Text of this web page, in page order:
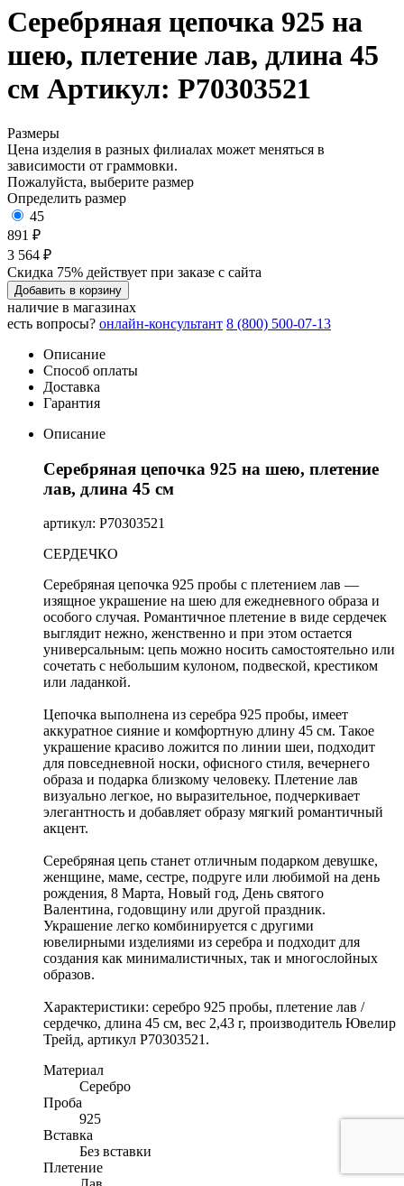
Серебряная цепочка 925 на
шею, плетение лав, длина 45
см Артикул: Р70303521
Размеры
Цена изделия в разных филиалах может меняться в
зависимости от граммовки.
Пожалуйста, выберите размер
Определить размер
45
891 ₽
3 564 ₽
Скидка 75% действует при заказе с сайта
Добавить в корзину
наличие в магазинах
есть вопросы? онлайн-консультант 8 (800) 500-07-13
Описание
Способ оплаты
Доставка
Гарантия
Описание
Серебряная цепочка 925 на шею, плетение
лав, длина 45 см
артикул: Р70303521
СЕРДЕЧКО
Серебряная цепочка 925 пробы с плетением лав —
изящное украшение на шею для ежедневного образа и
особого случая. Романтичное плетение в виде сердечек
выглядит нежно, женственно и при этом остается
универсальным: цепь можно носить самостоятельно или
сочетать с небольшим кулоном, подвеской, крестиком
или ладанкой.
Цепочка выполнена из серебра 925 пробы, имеет
аккуратное сияние и комфортную длину 45 см. Такое
украшение красиво ложится по линии шеи, подходит
для повседневной носки, офисного стиля, вечернего
образа и подарка близкому человеку. Плетение лав
визуально легкое, но выразительное, подчеркивает
элегантность и добавляет образу мягкий романтичный
акцент.
Серебряная цепь станет отличным подарком девушке,
женщине, маме, сестре, подруге или любимой на день
рождения, 8 Марта, Новый год, День святого
Валентина, годовщину или другой праздник.
Украшение легко комбинируется с другими
ювелирными изделиями из серебра и подходит для
создания как минималистичных, так и многослойных
образов.
Характеристики: серебро 925 пробы, плетение лав /
сердечко, длина 45 см, вес 2,43 г, производитель Ювелир
Трейд, артикул Р70303521.
Материал
Серебро
Проба
925
Вставка
Без вставки
Плетение